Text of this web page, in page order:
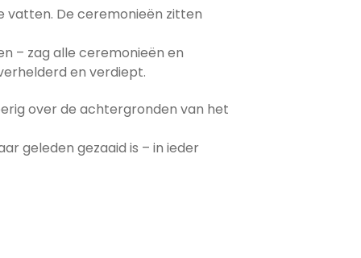
vatten. De ceremonieën zitten
– zag alle ceremonieën en
en verdiept.
over de achtergronden van het
geleden gezaaid is – in ieder